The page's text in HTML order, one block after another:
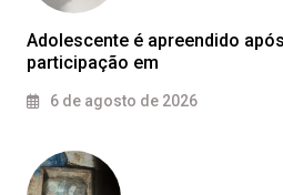
Adolescente é apreendido
participação em
6 de agosto de 2026